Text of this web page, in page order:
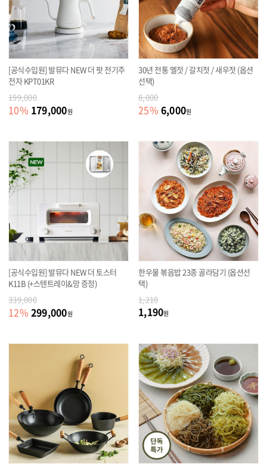
[공식수입원] 발뮤다 NEW 더 팟 전기주
전자 KPT01KR
199,000
10% 179,000원
30년 전통 멜젓 / 갈치젓 / 새우젓 (옵션
선택)
8,000
25% 6,000원
[공식수입원] 발뮤다 NEW 더 토스터
K11B (+스텐트레이&망 증정)
339,000
12% 299,000원
한우물 볶음밥 23종 골라담기 (옵션선
택)
1,210
1,190원